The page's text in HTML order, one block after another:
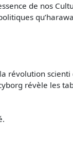
de nos
révolution
révèle les